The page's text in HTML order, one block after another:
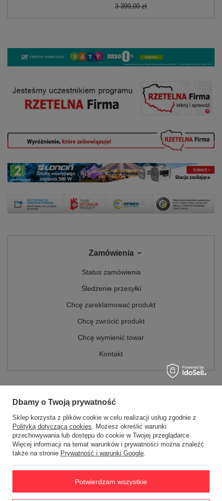
3 399,00 zł
Zamówienia
Status zamówienia
Śledzenie przesyłki
Chcę zareklamować produkt
Chcę zwrócić produkt
Chcę wymienić towar
Kontakt
MOJE KONTO
W sklepie prezentujemy ceny brutto (z VAT).Stawki VAT dla konsumentów z
Dbamy o Twoją prywatność
Sklep korzysta z plików cookie w celu realizacji usług zgodnie z
Polityką dotyczącą cookies. Możesz określić warunki
przechowywania lub dostępu do cookie w Twojej przeglądarce.
Więcej informacji na temat warunków i prywatności można znaleźć
także na stronie Prywatność i warunki Google.
Potwierdzam wszystkie